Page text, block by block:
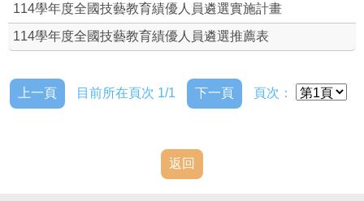
114學年度全國技藝教育績優人員遴選實施計畫
114學年度全國技藝教育績優人員遴選推薦表
上一頁 目前所在頁次 1/1 下一頁 頁次：
返回